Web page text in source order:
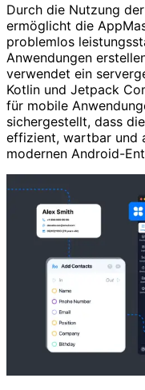
Durch die Nutzung
ermöglicht die
problemlos
Anwendungen
verwendet ein
Kotlin und Jetpack
für mobile
sichergestellt, dass
effizient, wartbar und
modernen Android-